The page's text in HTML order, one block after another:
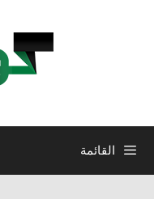
القائمة